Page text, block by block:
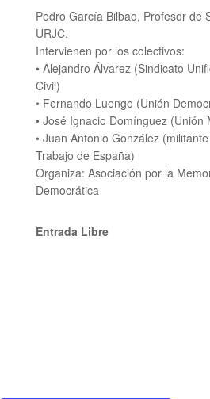
Pedro García Bilbao, Profesor de
URJC.
Intervienen por los colectivos:
• Alejandro Álvarez (Sindicato
Civil)
• Fernando Luengo (Unión
• José Ignacio Domínguez (Unión
• Juan Antonio González
Trabajo de España)
Organiza: Asociación por la
Democrática
Entrada Libre